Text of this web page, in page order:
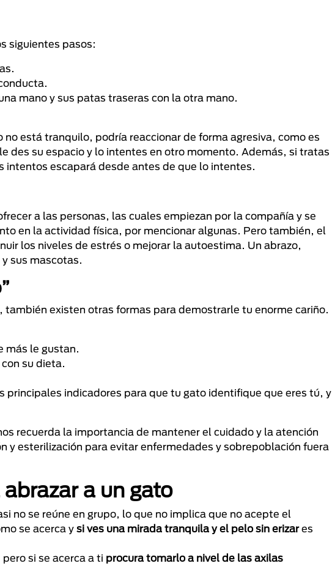
siguientes pasos:
mano y sus patas traseras con la otra mano.
está tranquilo, podría reaccionar de forma agresiva, como es
des su espacio y lo intentes en otro momento. Además, si tratas
intentos escapará desde antes de que lo intentes.
a las personas, las cuales empiezan por la compañía y se
en la actividad física, por mencionar algunas. Pero también, el
los niveles de estrés o mejorar la autoestima. Un abrazo,
sus mascotas.
existen otras formas para demostrarle tu enorme cariño.
más le gustan.
su dieta.
principales indicadores para que tu gato identifique que eres tú, y
recuerda la importancia de mantener el cuidado y la atención
y esterilización para evitar enfermedades y sobrepoblación fuera
a un gato
no se reúne en grupo, lo que no implica que no acepte el
se acerca y si ves una mirada tranquila y el pelo sin erizares
si se acerca a ti procura tomarlo a nivel de las axilas